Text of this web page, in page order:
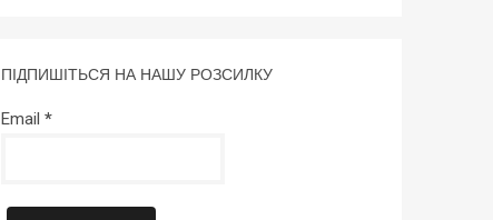
ПІДПИШІТЬСЯ НА НАШУ РОЗСИЛКУ
Email *